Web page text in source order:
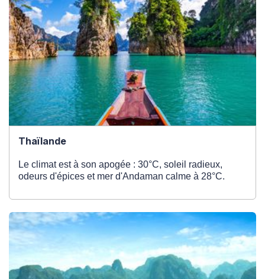
Thaïlande
Le climat est à son apogée : 30°C, soleil radieux,
odeurs d'épices et mer d'Andaman calme à 28°C.